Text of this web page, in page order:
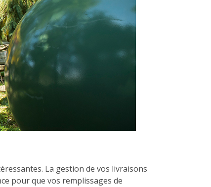
La gestion de vos livraisons
pour que vos remplissages de